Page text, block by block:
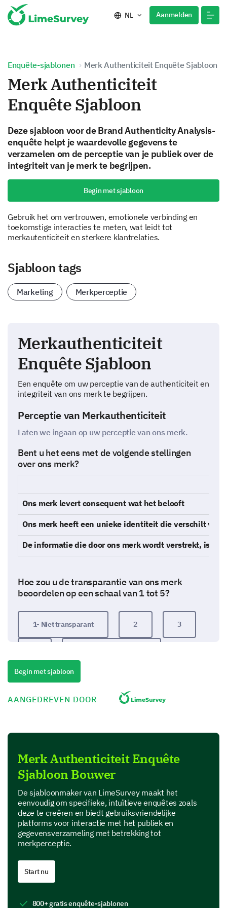
NL Aanmelden
Enquête-sjablonen Merk Authenticiteit Enquête Sjabloon
Merk Authenticiteit
Enquête Sjabloon
Deze sjabloon voor de Brand Authenticity Analysis-
enquête helpt je waardevolle gegevens te
verzamelen om de perceptie van je publiek over de
integriteit van je merk te begrijpen.
Begin met sjabloon
Gebruik het om vertrouwen, emotionele verbinding en
toekomstige interacties te meten, wat leidt tot
merkautenticiteit en sterkere klantrelaties.
Sjabloon tags
Marketing Merkperceptie
Merkauthenticiteit
Enquête Sjabloon
Een enquête om uw perceptie van de authenticiteit en
integriteit van ons merk te begrijpen.
Perceptie van Merkauthenticiteit
Laten we ingaan op uw perceptie van ons merk.
Bent u het eens met de volgende stellingen
over ons merk?
Ons merk levert consequent wat het belooft
Ons merk heeft een unieke identiteit die verschilt van
De informatie die door ons merk wordt verstrekt, is
Hoe zou u de transparantie van ons merk
beoordelen op een schaal van 1 tot 5?
1- Niet transparant 2 3
Vertrouwen in Ons Merk
Inzicht in uw vertrouwen in ons merk is de kern van
toepassing is en geef commentaar als dat
nodig is.)
Positieve ervaringen met de producten of
Begin met sjabloon
AANGEDREVEN DOOR
Merk Authenticiteit Enquête
Sjabloon Bouwer
De sjabloonmaker van LimeSurvey maakt het
eenvoudig om specifieke, intuïtieve enquêtes zoals
deze te creëren en biedt gebruiksvriendelijke
platforms voor interactie met het publiek en
gegevensverzameling met betrekking tot
merkperceptie.
Start nu
800+ gratis enquête-sjablonen